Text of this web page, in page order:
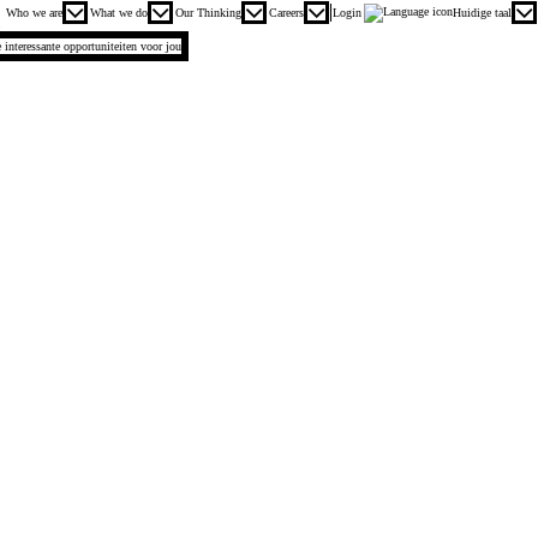
Hoofmenu. Druk op enter of spatie om uit te openen en de escape toets om te sluiten
Who we are What we do Our Thinking Careers Login Huidige taal
interessante opportuniteiten voor jou